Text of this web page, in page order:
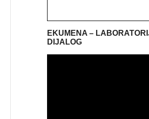
EKUMENA –
DIJALOG